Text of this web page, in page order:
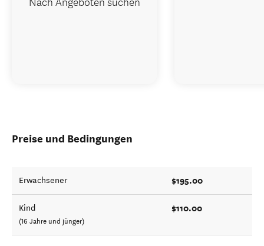
Preise und Bedingungen
Erwachsener $195.00
Kind
(16 Jahre und jünger)
$110.00